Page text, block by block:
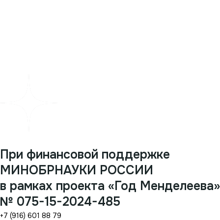
При финансовой поддержке
МИНОБРНАУКИ РОССИИ
в рамках проекта «Год Менделеева»
№ 075-15-2024-485
+7 (916) 601 88 79